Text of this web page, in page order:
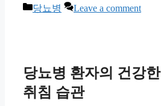
Categories
당뇨병 Leave a comment
당뇨병 환자의 건강한
취침 습관